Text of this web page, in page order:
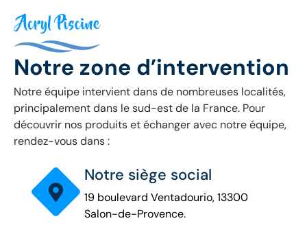
Notre zone d’intervention
Notre équipe intervient dans de nombreuses localités,
principalement dans le sud-est de la France. Pour
découvrir nos produits et échanger avec notre équipe,
rendez-vous dans :
Notre siège social
19 boulevard Ventadourio, 13300
Salon-de-Provence.